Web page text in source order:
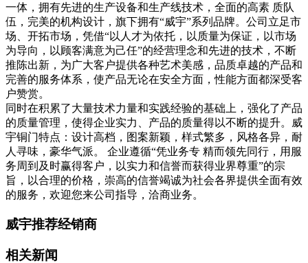
一体，拥有先进的生产设备和生产线技术，全面的高素 质队
伍，完美的机构设计，旗下拥有“威宇”系列品牌。公司立足市
场、开拓市场，凭借“以人才为依托，以质量为保证，以市场
为导向，以顾客满意为己任”的经营理念和先进的技术，不断
推陈出新，为广大客户提供各种艺术美感，品质卓越的产品和
完善的服务体系，使产品无论在安全方面，性能方面都深受客
户赞赏。
同时在积累了大量技术力量和实践经验的基础上，强化了产品
的质量管理，使得企业实力、产品的质量得以不断的提升。威
宇铜门特点：设计高档，图案新颖，样式繁多，风格各异，耐
人寻味，豪华气派。 企业遵循“凭业务专 精而领先同行，用服
务周到及时赢得客户，以实力和信誉而获得业界尊重”的宗
旨，以合理的价格，崇高的信誉竭诚为社会各界提供全面有效
的服务，欢迎您来公司指导，洽商业务。
威宇推荐经销商
相关新闻